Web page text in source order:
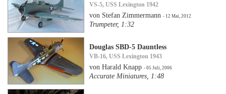
VS-5, USS Lexington 1942
von Stefan Zimmermann- 12 Mai, 2012
Trumpeter, 1:32
Douglas SBD-5 Dauntless
VB-16, USS Lexington 1943
von Harald Knapp- 05 Juli, 2006
Accurate Miniatures, 1:48